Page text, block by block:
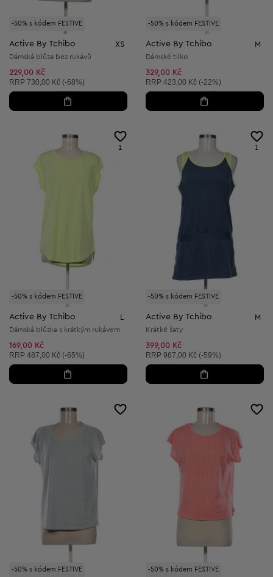
-50% s kódem FESTIVE
Active By Tchibo XS
Dámská blůza bez rukávů
229,00 Kč
Doporučená cena:
RRP 730,00 Kč (-68%)
-50% s kódem FESTIVE
Active By Tchibo M
Dámské tilko
329,00 Kč
Doporučená cena:
RRP 423,00 Kč (-22%)
-50% s kódem FESTIVE
1
Active By Tchibo L
Dámská blůzka s krátkým rukávem
169,00 Kč
Doporučená cena:
RRP 487,00 Kč (-65%)
-50% s kódem FESTIVE
1
Active By Tchibo M
Krátké šaty
399,00 Kč
Doporučená cena:
RRP 987,00 Kč (-59%)
-50% s kódem FESTIVE -50% s kódem FESTIVE